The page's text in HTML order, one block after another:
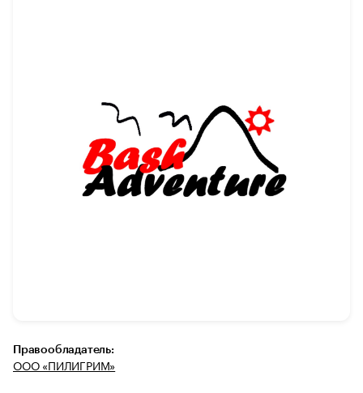
Правообладатель:
ООО «ПИЛИГРИМ»